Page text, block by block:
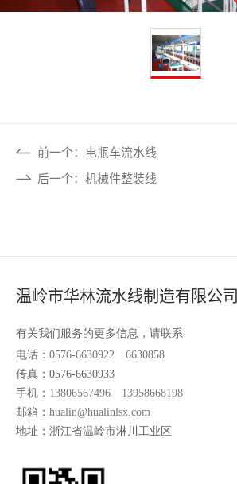
前一个：电瓶车流水线
后一个：机械件整装线
温岭市华林流水线制造有限公司
有关我们服务的更多信息，请联系
电话： 0576-6630922
6630858
传真：0576-6630933
手机： 13806567496
13958668198
邮箱： hualin@hualinlsx.com
地址：浙江省温岭市淋川工业区